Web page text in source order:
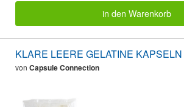
in den Warenkorb
KLARE LEERE GELATINE
von Capsule Connection